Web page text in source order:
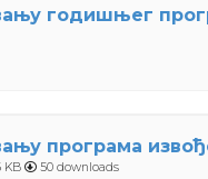
годишњег
програма
KB 50 downloads